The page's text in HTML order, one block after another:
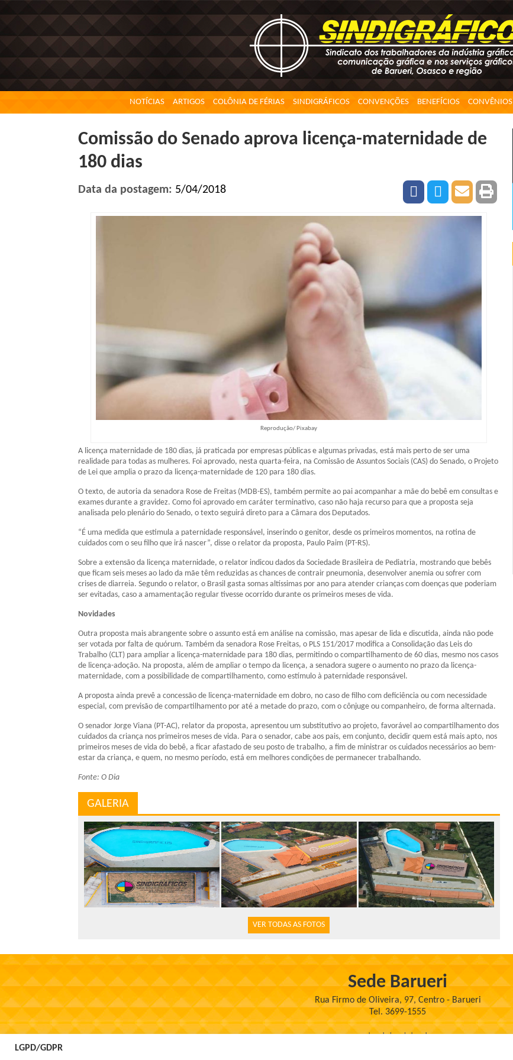
NOTÍCIAS ARTIGOS COLÔNIA DE FÉRIAS SINDIGRÁFICOS CONVENÇÕES BENEFÍCIOS CONVÊNIOS
Comissão do Senado aprova licença-maternidade de
180 dias
Data da postagem: 5/04/2018
Reprodução/ Pixabay
A licença maternidade de 180 dias, já praticada por empresas públicas e algumas privadas, está mais perto de ser uma
realidade para todas as mulheres. Foi aprovado, nesta quarta-feira, na Comissão de Assuntos Sociais (CAS) do Senado, o Projeto
de Lei que amplia o prazo da licença-maternidade de 120 para 180 dias.
O texto, de autoria da senadora Rose de Freitas (MDB-ES), também permite ao pai acompanhar a mãe do bebê em consultas e
exames durante a gravidez. Como foi aprovado em caráter terminativo, caso não haja recurso para que a proposta seja
analisada pelo plenário do Senado, o texto seguirá direto para a Câmara dos Deputados.
“É uma medida que estimula a paternidade responsável, inserindo o genitor, desde os primeiros momentos, na rotina de
cuidados com o seu filho que irá nascer”, disse o relator da proposta, Paulo Paim (PT-RS).
Sobre a extensão da licença maternidade, o relator indicou dados da Sociedade Brasileira de Pediatria, mostrando que bebês
que ficam seis meses ao lado da mãe têm reduzidas as chances de contrair pneumonia, desenvolver anemia ou sofrer com
crises de diarreia. Segundo o relator, o Brasil gasta somas altíssimas por ano para atender crianças com doenças que poderiam
ser evitadas, caso a amamentação regular tivesse ocorrido durante os primeiros meses de vida.
Novidades
Outra proposta mais abrangente sobre o assunto está em análise na comissão, mas apesar de lida e discutida, ainda não pode
ser votada por falta de quórum. Também da senadora Rose Freitas, o PLS 151/2017 modifica a Consolidação das Leis do
Trabalho (CLT) para ampliar a licença-maternidade para 180 dias, permitindo o compartilhamento de 60 dias, mesmo nos casos
de licença-adoção. Na proposta, além de ampliar o tempo da licença, a senadora sugere o aumento no prazo da licença-
maternidade, com a possibilidade de compartilhamento, como estímulo à paternidade responsável.
A proposta ainda prevê a concessão de licença-maternidade em dobro, no caso de filho com deficiência ou com necessidade
especial, com previsão de compartilhamento por até a metade do prazo, com o cônjuge ou companheiro, de forma alternada.
O senador Jorge Viana (PT-AC), relator da proposta, apresentou um substitutivo ao projeto, favorável ao compartilhamento dos
cuidados da criança nos primeiros meses de vida. Para o senador, cabe aos pais, em conjunto, decidir quem está mais apto, nos
primeiros meses de vida do bebê, a ficar afastado de seu posto de trabalho, a fim de ministrar os cuidados necessários ao bem-
estar da criança, e quem, no mesmo período, está em melhores condições de permanecer trabalhando.
Fonte: O Dia
GALERIA
VER TODAS AS FOTOS
Sede Barueri
Rua Firmo de Oliveira, 97, Centro - Barueri
Tel. 3699-1555
LGPD/GDPR